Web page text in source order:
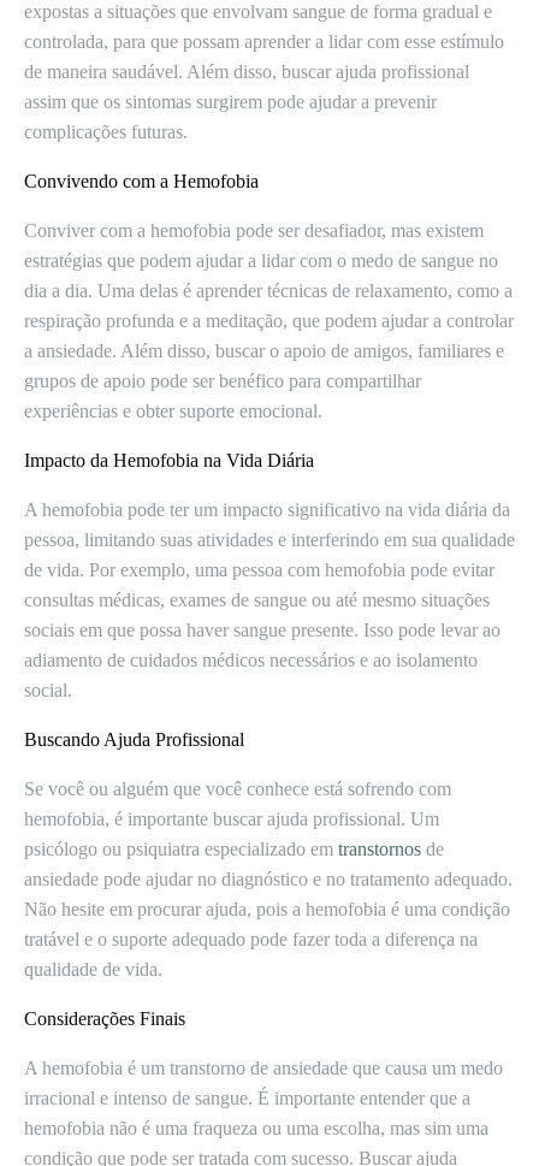
expostas a situações que envolvam sangue de forma gradual e
controlada, para que possam aprender a lidar com esse estímulo
de maneira saudável. Além disso, buscar ajuda profissional
assim que os sintomas surgirem pode ajudar a prevenir
complicações futuras.
Convivendo com a Hemofobia
Conviver com a hemofobia pode ser desafiador, mas existem
estratégias que podem ajudar a lidar com o medo de sangue no
dia a dia. Uma delas é aprender técnicas de relaxamento, como a
respiração profunda e a meditação, que podem ajudar a controlar
a ansiedade. Além disso, buscar o apoio de amigos, familiares e
grupos de apoio pode ser benéfico para compartilhar
experiências e obter suporte emocional.
Impacto da Hemofobia na Vida Diária
A hemofobia pode ter um impacto significativo na vida diária da
pessoa, limitando suas atividades e interferindo em sua qualidade
de vida. Por exemplo, uma pessoa com hemofobia pode evitar
consultas médicas, exames de sangue ou até mesmo situações
sociais em que possa haver sangue presente. Isso pode levar ao
adiamento de cuidados médicos necessários e ao isolamento
social.
Buscando Ajuda Profissional
Se você ou alguém que você conhece está sofrendo com
hemofobia, é importante buscar ajuda profissional. Um
psicólogo ou psiquiatra especializado em transtornos de
ansiedade pode ajudar no diagnóstico e no tratamento adequado.
Não hesite em procurar ajuda, pois a hemofobia é uma condição
tratável e o suporte adequado pode fazer toda a diferença na
qualidade de vida.
Considerações Finais
A hemofobia é um transtorno de ansiedade que causa um medo
irracional e intenso de sangue. É importante entender que a
hemofobia não é uma fraqueza ou uma escolha, mas sim uma
condição que pode ser tratada com sucesso. Buscar ajuda